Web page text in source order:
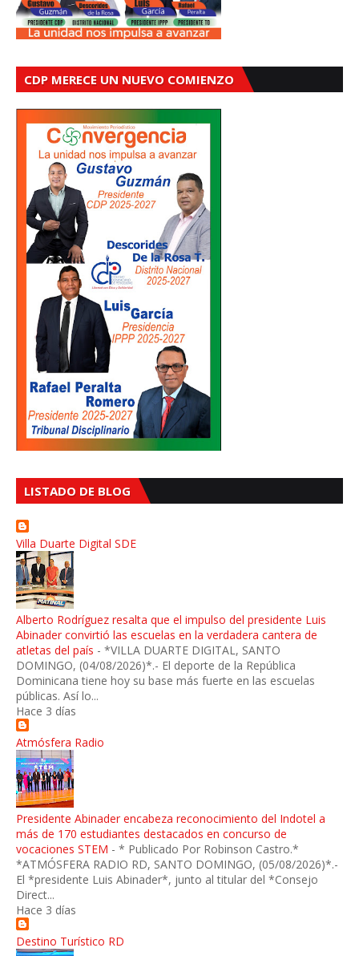
CDP MERECE UN NUEVO COMIENZO
LISTADO DE BLOG
Villa Duarte Digital SDE
Alberto Rodríguez resalta que el impulso del presidente Luis
Abinader convirtió las escuelas en la verdadera cantera de
atletas del país - *VILLA DUARTE DIGITAL, SANTO
DOMINGO, (04/08/2026)*.- El deporte de la República
Dominicana tiene hoy su base más fuerte en las escuelas
públicas. Así lo...
Hace 3 días
Atmósfera Radio
Presidente Abinader encabeza reconocimiento del Indotel a
más de 170 estudiantes destacados en concurso de
vocaciones STEM - * Publicado Por Robinson Castro.*
*ATMÓSFERA RADIO RD, SANTO DOMINGO, (05/08/2026)*.-
El *presidente Luis Abinader*, junto al titular del *Consejo
Direct...
Hace 3 días
Destino Turístico RD